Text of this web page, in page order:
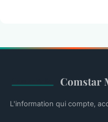
Comstar
L'information qui compte,